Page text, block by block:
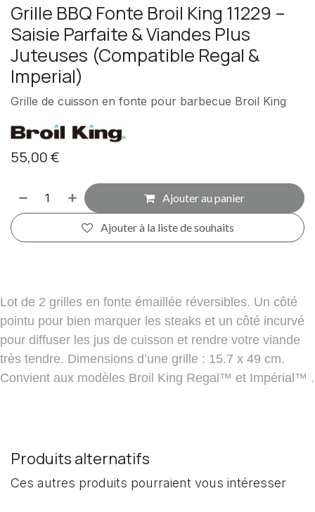
Grille BBQ Fonte Broil King 11229 –
Saisie Parfaite & Viandes Plus
Juteuses (Compatible Regal &
Imperial)
Grille de cuisson en fonte pour barbecue Broil King
55,00€
Ajouter au panier
Ajouter à la liste de souhaits
Lot de 2 grilles en fonte émaillée réversibles. Un côté
pointu pour bien marquer les steaks et un côté incurvé
pour diffuser les jus de cuisson et rendre votre viande
très tendre. Dimensions d’une grille : 15.7 x 49 cm.
Convient aux modèles Broil King Regal™ et Impérial™ .
Produits alternatifs
Ces autres produits pourraient vous intéresser